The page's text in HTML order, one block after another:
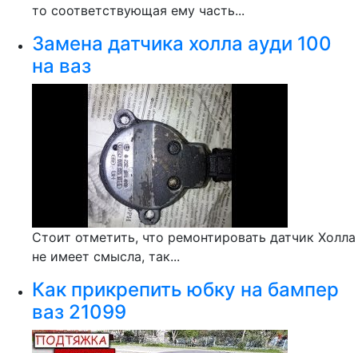
то соответствующая ему часть...
Замена датчика холла ауди 100
на ваз
Стоит отметить, что ремонтировать датчик Холла
не имеет смысла, так...
Как прикрепить юбку на бампер
ваз 21099